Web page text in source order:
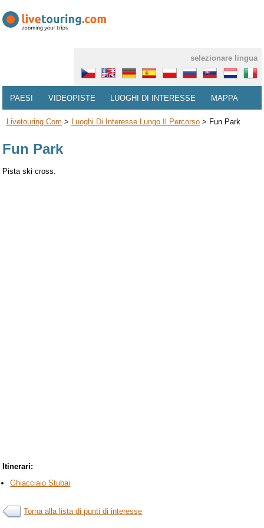
selezionare lingua
PAESI VIDEOPISTE LUOGHI DI INTERESSE MAPPA
Livetouring.com > Luoghi Di Interesse Lungo Il Percorso> Fun Park
Fun Park
Pista ski cross.
Itinerari:
Ghiacciaio Stubai
Torna alla lista di punti di interesse